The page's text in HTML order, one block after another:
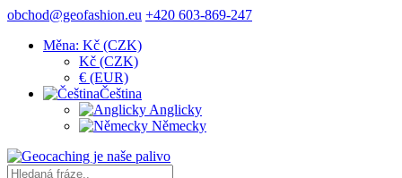
obchod@geofashion.eu +420 603-869-247
Měna: Kč (CZK)
Kč (CZK)
€ (EUR)
Čeština
Anglicky
Německy